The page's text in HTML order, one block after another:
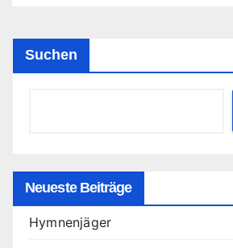
Suchen
Neueste Beiträge
Hymnenjäger